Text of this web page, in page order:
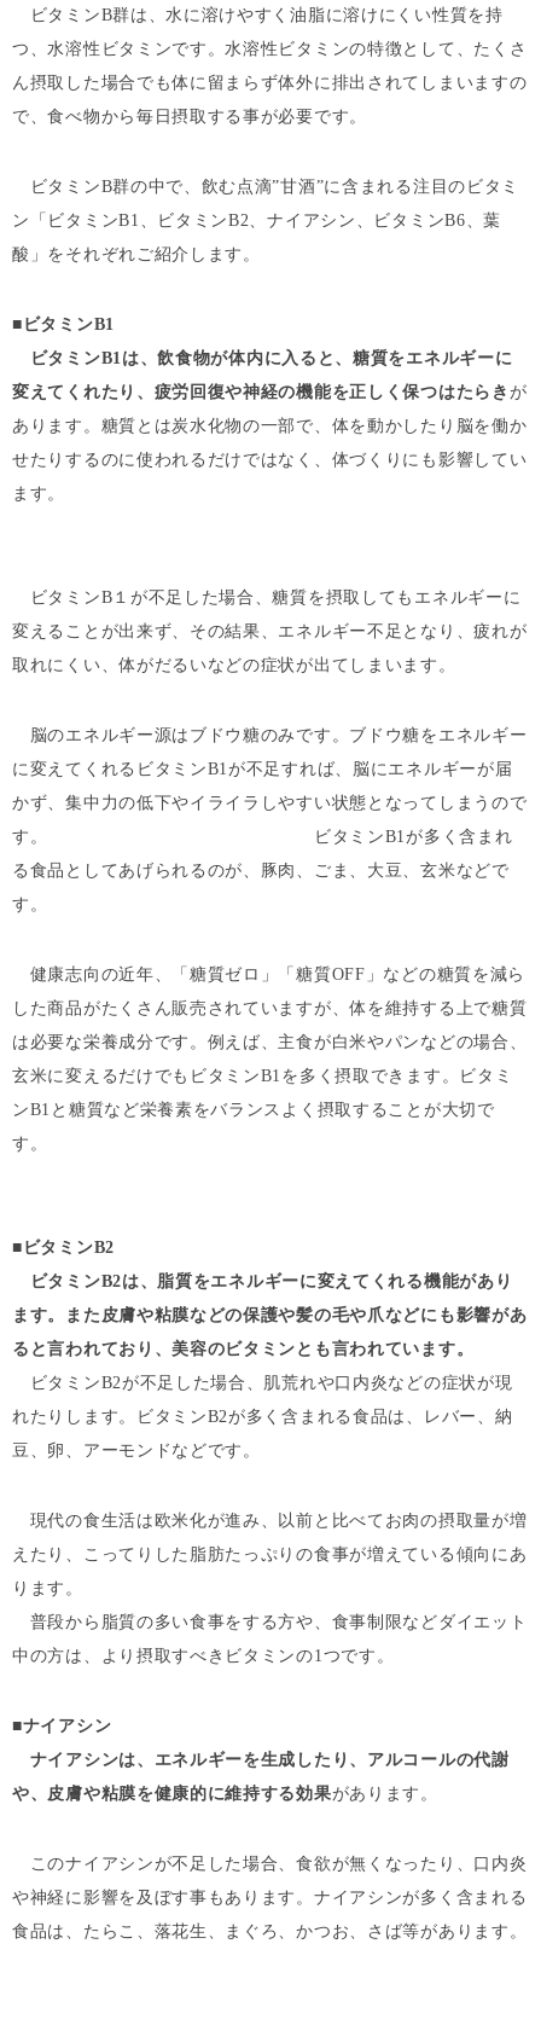
ビタミンB群は、水に溶けやすく油脂に溶けにくい性質を持
つ、水溶性ビタミンです。水溶性ビタミンの特徴として、たくさ
ん摂取した場合でも体に留まらず体外に排出されてしまいますの
で、食べ物から毎日摂取する事が必要です。
ビタミンB群の中で、飲む点滴”甘酒”に含まれる注目のビタミ
ン「ビタミンB1、ビタミンB2、ナイアシン、ビタミンB6、葉
酸」をそれぞれご紹介します。
■ビタミンB1
ビタミンB1は、飲食物が体内に入ると、糖質をエネルギーに
変えてくれたり、疲労回復や神経の機能を正しく保つはたらき が
あります。糖質とは炭水化物の一部で、体を動かしたり脳を働か
せたりするのに使われるだけではなく、体づくりにも影響してい
ます。
ビタミンB１が不足した場合、糖質を摂取してもエネルギーに
変えることが出来ず、その結果、エネルギー不足となり、疲れが
取れにくい、体がだるいなどの症状が出てしまいます。
脳のエネルギー源はブドウ糖のみです。ブドウ糖をエネルギー
に変えてくれるビタミンB1が不足すれば、脳にエネルギーが届
かず、集中力の低下やイライラしやすい状態となってしまうので
す。 ビタミンB1が多く含まれ
る食品としてあげられるのが、豚肉、ごま、大豆、玄米などで
す。
健康志向の近年、「糖質ゼロ」「糖質OFF」などの糖質を減ら
した商品がたくさん販売されていますが、体を維持する上で糖質
は必要な栄養成分です。例えば、主食が白米やパンなどの場合、
玄米に変えるだけでもビタミンB1を多く摂取できます。ビタミ
ンB1と糖質など栄養素をバランスよく摂取することが大切で
す。
■ ビタミンB2
ビタミンB2は、脂質をエネルギーに変えてくれる機能があり
ます。また皮膚や粘膜などの保護や髪の毛や爪などにも影響があ
ると言われており、美容のビタミンとも言われています。
ビタミンB2が不足した場合、肌荒れや口内炎などの症状が現
れたりします。ビタミンB2が多く含まれる食品は、レバー、納
豆、卵、アーモンドなどです。
現代の食生活は欧米化が進み、以前と比べてお肉の摂取量が増
えたり、こってりした脂肪たっぷりの食事が増えている傾向にあ
ります。
普段から脂質の多い食事をする方や、食事制限などダイエット
中の方は、より摂取すべきビタミンの1つです。
■ナイアシン
ナイアシンは、エネルギーを生成したり、アルコールの代謝
や、皮膚や粘膜を健康的に維持する効果があります。
このナイアシンが不足した場合、食欲が無くなったり、口内炎
や神経に影響を及ぼす事もあります。ナイアシンが多く含まれる
食品は、たらこ、落花生、まぐろ、かつお、さば等があります。